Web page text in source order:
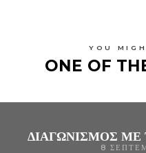
YOU
ONE OF
8